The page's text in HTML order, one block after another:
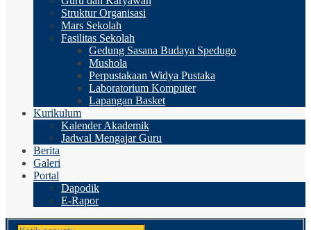
Struktur Organisasi
Mars Sekolah
Fasilitas Sekolah
Gedung Sasana Budaya Spedugo
Mushola
Perpustakaan Widya Pustaka
Laboratorium Komputer
Lapangan Basket
Kurikulum
Kalender Akademik
Jadwal Mengajar Guru
Berita
Galeri
Portal
Dapodik
E-Rapor